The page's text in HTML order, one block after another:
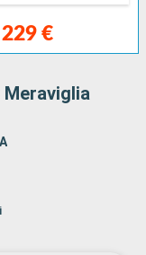
229 €
Meraviglia